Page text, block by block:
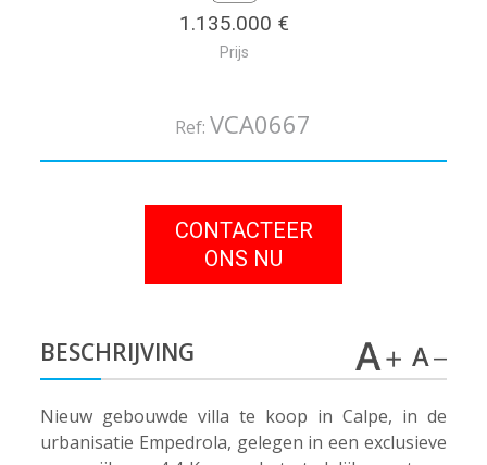
1.135.000 €
Prijs
Ref: VCA0667
CONTACTEER
ONS NU
BESCHRIJVING
Nieuw gebouwde villa te koop in Calpe, in de
urbanisatie Empedrola, gelegen in een exclusieve